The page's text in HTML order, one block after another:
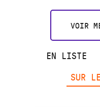
VOIR
EN LISTE
SUR